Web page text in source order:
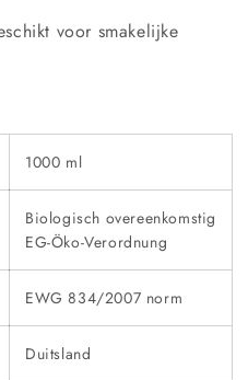
voor smakelijke
1000 ml
Biologisch overeenkomstig
EG-Öko-Verordnung
EWG 834/2007 norm
Duitsland